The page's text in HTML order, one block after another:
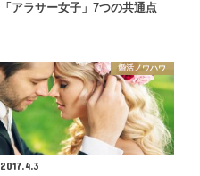
「アラサー女子」7つの共通点
婚活ノウハウ
2017.4.3